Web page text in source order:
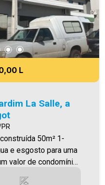
L
La Salle, a
e esgosto para uma
valor de condomínio